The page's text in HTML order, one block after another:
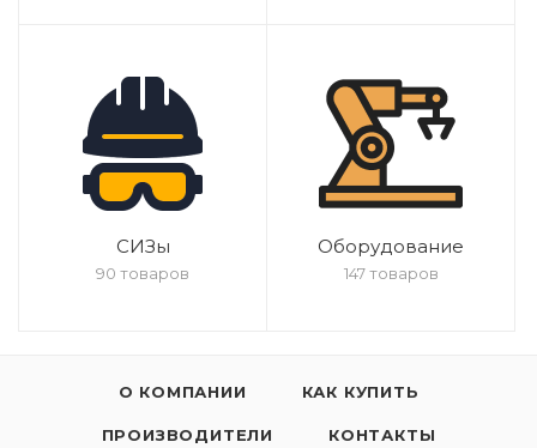
СИЗы
90 товаров
Оборудование
147 товаров
О КОМПАНИИ КАК КУПИТЬ
ПРОИЗВОДИТЕЛИ КОНТАКТЫ